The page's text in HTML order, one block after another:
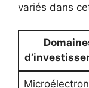
variés dans